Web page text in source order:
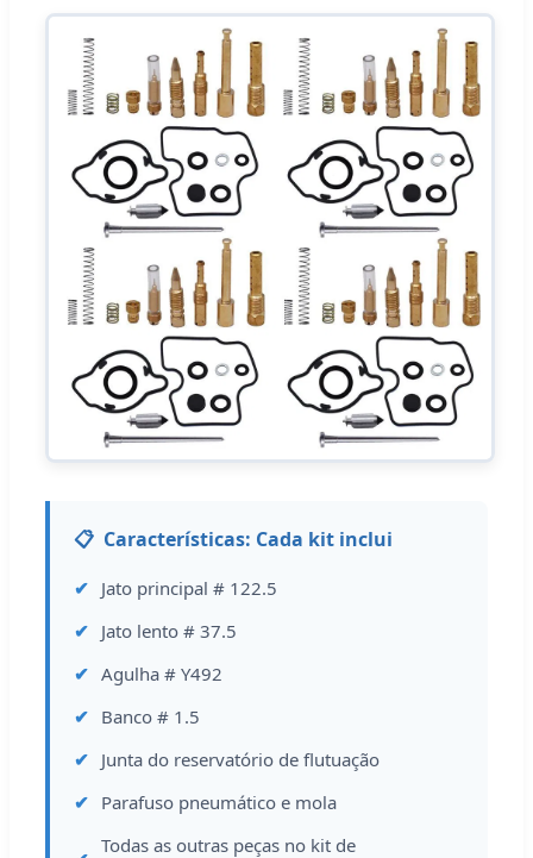
Características: Cada kit inclui
Jato principal # 122.5
Jato lento # 37.5
Agulha # Y492
Banco # 1.5
Junta do reservatório de flutuação
Parafuso pneumático e mola
Todas as outras peças no kit de